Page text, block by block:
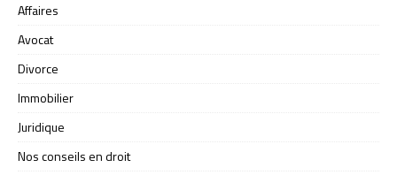
Affaires
Avocat
Divorce
Immobilier
Juridique
Nos conseils en droit